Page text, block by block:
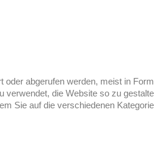
abgerufen werden, meist in
die Website so zu
Sie auf die verschiedenen